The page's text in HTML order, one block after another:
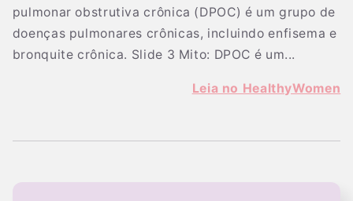
pulmonar obstrutiva crônica (DPOC) é um grupo de
doenças pulmonares crônicas, incluindo enfisema e
bronquite crônica. Slide 3 Mito: DPOC é um...
Leia no HealthyWomen